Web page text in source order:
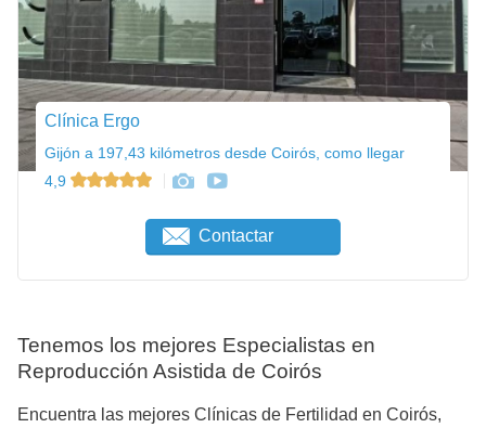
Clínica Ergo
Gijón a 197,43 kilómetros desde Coirós, como llegar
4,9
Contactar
Tenemos los mejores Especialistas en
Reproducción Asistida de Coirós
Encuentra las mejores Clínicas de Fertilidad en Coirós,